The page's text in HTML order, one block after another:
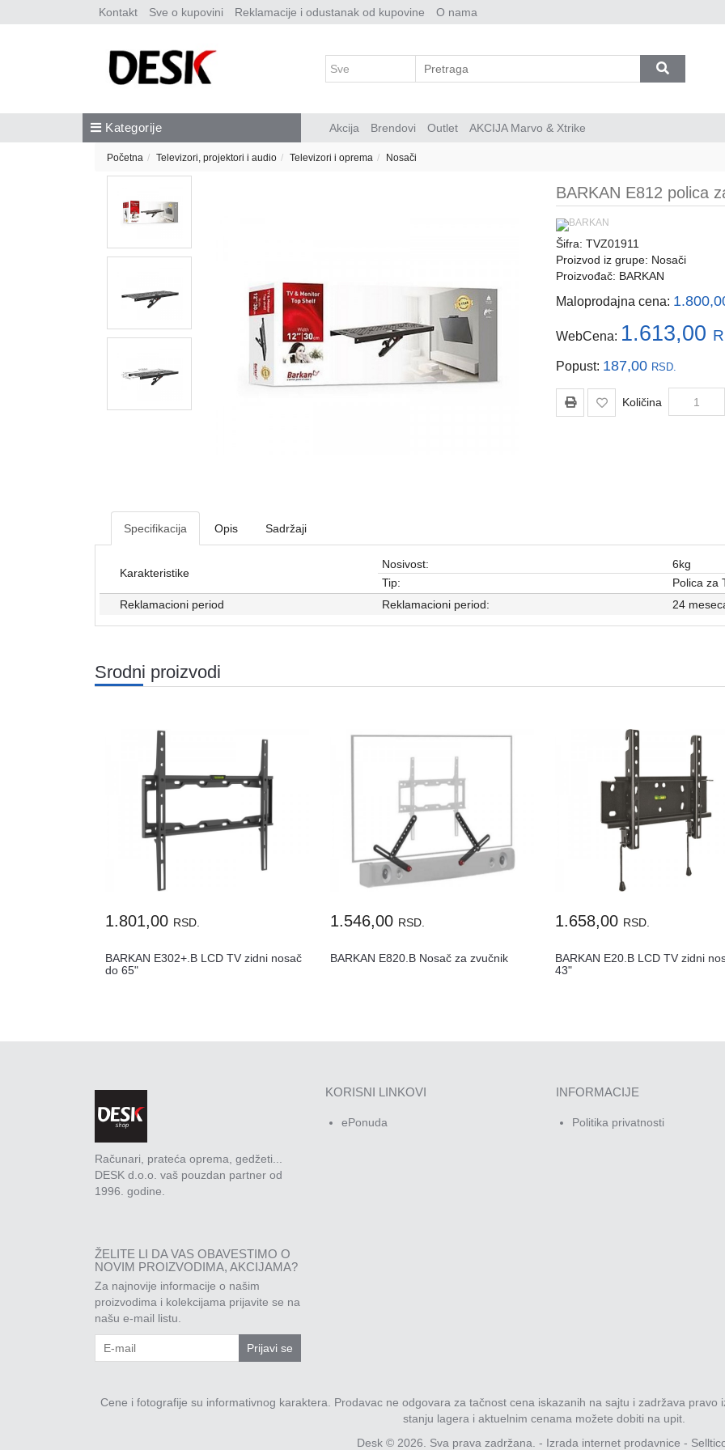
Kontakt Sve o kupovini Reklamacije i odustanak od kupovine O nama
Kategorije Akcija Brendovi Outlet AKCIJA Marvo & Xtrike
Početna Televizori, projektori i audio Televizori i oprema Nosači
BARKAN E812 polica
Šifra: TVZ01911
Proizvod iz grupe: Nosači
Proizvođač: BARKAN
Maloprodajna cena:
WebCena: 1.613,00
Popust: 187,00 RSD.
Količina
Specifikacija Opis Sadržaji
Karakteristike
Nosivost:
6kg
Tip:
Polica za
Reklamacioni period
Reklamacioni period: 24
Srodni proizvodi
1.801,00 RSD.
BARKAN E302+.B LCD TV zidni nosač
do 65"
1.546,00 RSD.
BARKAN E820.B Nosač za zvučnik
1.658,00 RSD.
BARKAN E20.B LCD TV zidni
43"
Računari, prateća oprema, gedžeti...
DESK d.o.o. vaš pouzdan partner od
1996. godine.
KORISNI LINKOVI
ePonuda
INFORMACIJE
Politika privatnosti
ŽELITE LI DA VAS OBAVESTIMO O
NOVIM PROIZVODIMA, AKCIJAMA?
Za najnovije informacije o našim
proizvodima i kolekcijama prijavite se na
našu e-mail listu.
Prijavi se
Cene i fotografije su informativnog karaktera. Prodavac ne odgovara za tačnost cena iskazanih na sajtu i zadržava
stanju lagera i aktuelnim cenama možete dobiti na upit.
Desk © 2026. Sva prava zadržana. - Izrada internet prodavnice -